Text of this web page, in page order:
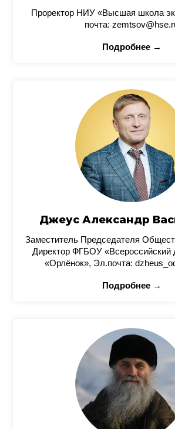
Проректор НИУ «Высшая школа
почта:
Подробнее →
Джеус Александр
Заместитель Председателя
Директор ФГБОУ «Всероссийский
«Орлёнок», Эл.почта:
Подробнее →